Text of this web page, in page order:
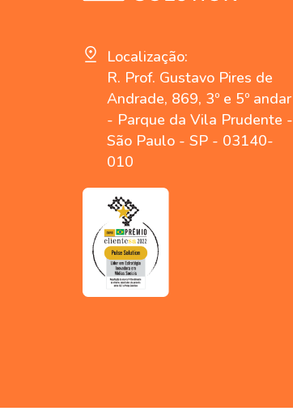
Localização:
R. Prof. Gustavo Pires de
Andrade, 869, 3º e 5º andar
- Parque da Vila Prudente -
São Paulo - SP - 03140-
010